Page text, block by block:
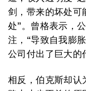
剑，带来的坏处可
处”。曾格表示，
注，“导致自我膨
公司付出了巨大的
相反，伯克斯却认